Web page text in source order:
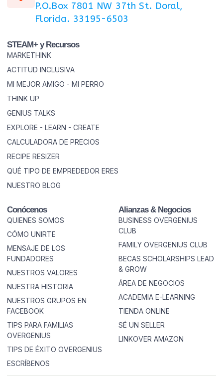
P.O.Box 7801 NW 37th St. Doral,
Florida. 33195-6503
STEAM+ y Recursos
MARKETHINK
ACTITUD INCLUSIVA
MI MEJOR AMIGO - MI PERRO
THINK UP
GENIUS TALKS
EXPLORE - LEARN - CREATE
CALCULADORA DE PRECIOS
RECIPE RESIZER
QUÉ TIPO DE EMPREDEDOR ERES
NUESTRO BLOG
Conócenos
QUIENES SOMOS
CÓMO UNIRTE
MENSAJE DE LOS
FUNDADORES
NUESTROS VALORES
NUESTRA HISTORIA
NUESTROS GRUPOS EN
FACEBOOK
TIPS PARA FAMILIAS
OVERGENIUS
TIPS DE ÉXITO OVERGENIUS
ESCRÍBENOS
Alianzas & Negocios
BUSINESS OVERGENIUS
CLUB
FAMILY OVERGENIUS CLUB
BECAS SCHOLARSHIPS LEAD
& GROW
ÁREA DE NEGOCIOS
ACADEMIA E-LEARNING
TIENDA ONLINE
SÉ UN SELLER
LINKOVER AMAZON